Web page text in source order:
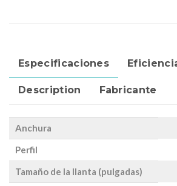
Especificaciones
Description Fabricante
Anchura
Perfil
Tamaño de la llanta (pulgadas)